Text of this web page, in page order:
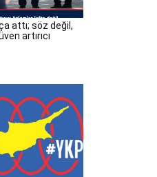
attı; söz değil,
artırıcı